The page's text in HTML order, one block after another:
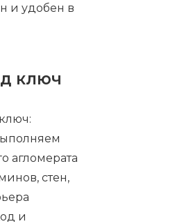
и удобен в
ключ
агломерата
стен,
и